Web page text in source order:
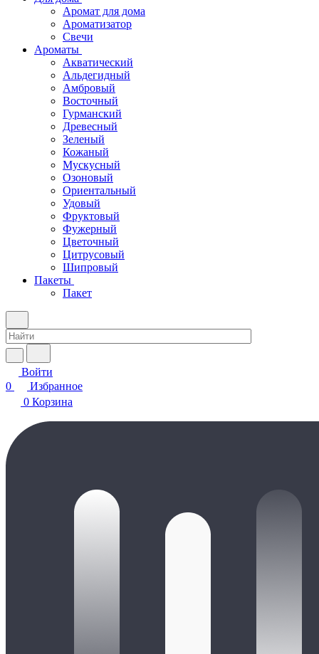
Аромат для дома
Ароматизатор
Свечи
Ароматы
Акватический
Альдегидный
Амбровый
Восточный
Гурманский
Древесный
Зеленый
Кожаный
Мускусный
Озоновый
Ориентальный
Удовый
Фруктовый
Фужерный
Цветочный
Цитрусовый
Шипровый
Пакеты
Пакет
Войти
0
Избранное
0 Корзина